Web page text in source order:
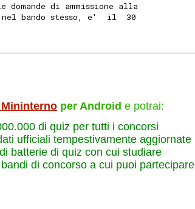
domande di ammissione alla
nel bando stesso, e'  il  30
per Android e potrai:
di quiz per tutti i concorsi
ufficiali tempestivamente aggiornate
batterie di quiz con cui studiare
di concorso a cui puoi partecipare